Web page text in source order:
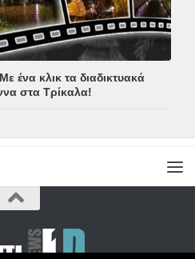
ένα κλικ τα διαδικτυακά
στα Τρίκαλα!